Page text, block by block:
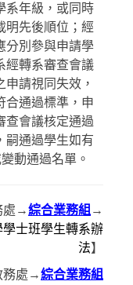
系年級，或同時
明先後順位；經
分別參與申請學
經轉系審查會議
請視同失效，
合通過標準，申
查會議核定通過
嗣通過學生如有
動通過名單。
處→綜合業務組 →
學士班學生轉系辦
法】
務處→綜合業務組